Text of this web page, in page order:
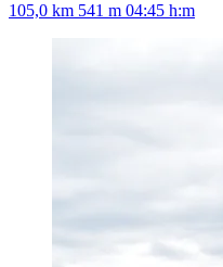
105,0 km 541 m 04:45 h:m